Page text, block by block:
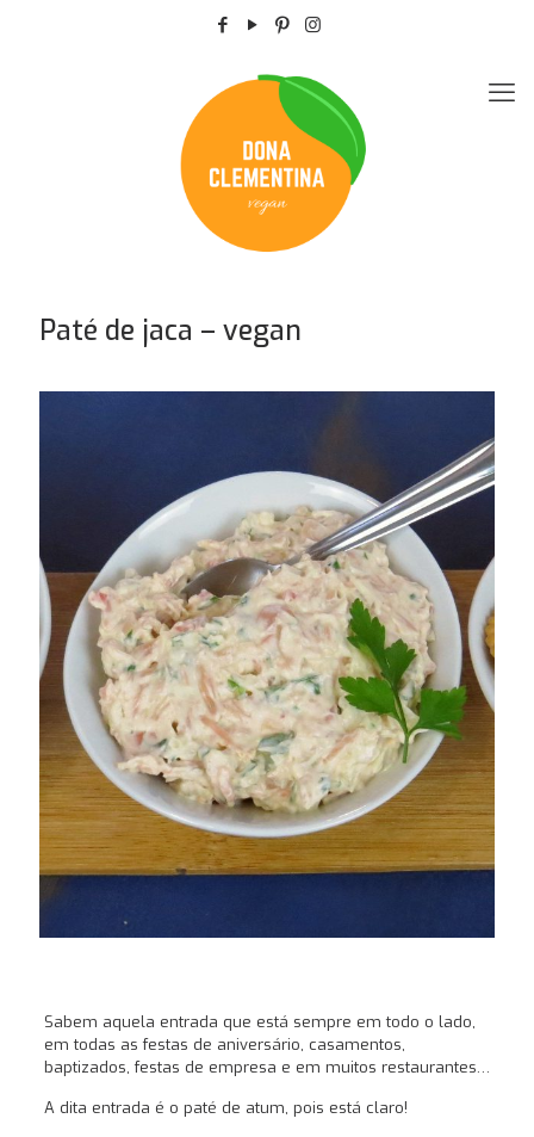
Paté de jaca – vegan
Sabem aquela entrada que está sempre em todo o lado,
em todas as festas de aniversário, casamentos,
baptizados, festas de empresa e em muitos restaurantes…
A dita entrada é o paté de atum, pois está claro!